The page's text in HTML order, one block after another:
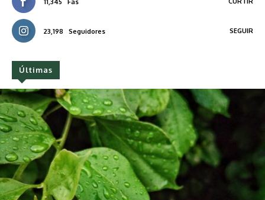
23,198 Seguidores SEGUIR
Últimas